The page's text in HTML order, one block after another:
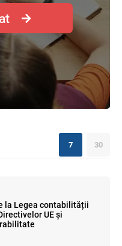
7 30
la Legea contabilității
UE și